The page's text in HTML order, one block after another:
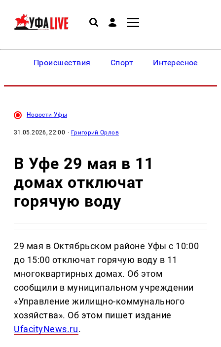
Происшествия Спорт Интересное
Новости Уфы
31.05.2026, 22:00 · Григорий Орлов
В Уфе 29 мая в 11
домах отключат
горячую воду
29 мая в Октябрьском районе Уфы с 10:00
до 15:00 отключат горячую воду в 11
многоквартирных домах. Об этом
сообщили в муниципальном учреждении
«Управление жилищно-коммунального
хозяйства». Об этом пишет издание
UfacityNews.ru.